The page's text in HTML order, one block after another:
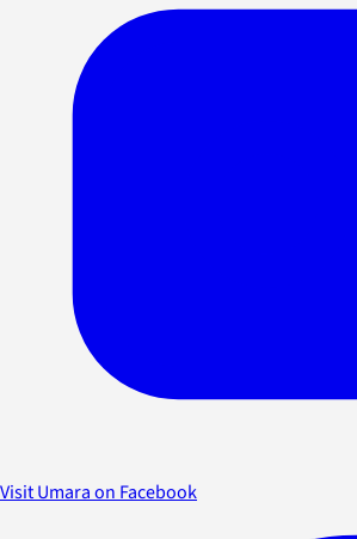
Visit Umara on Facebook